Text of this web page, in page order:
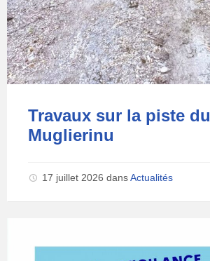
Travaux sur la piste du
Muglierinu
17 juillet 2026 dansActualités